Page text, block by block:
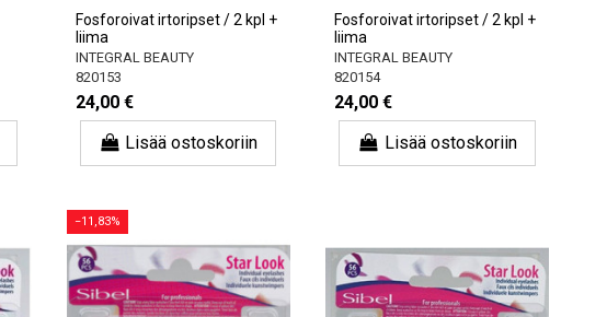
Fosforoivat irtoripset / 2 kpl +
liima
INTEGRAL BEAUTY
820153
24,00 €
Lisää ostoskoriin
Fosforoivat irtoripset / 2 kpl +
liima
INTEGRAL BEAUTY
820154
24,00 €
Lisää ostoskoriin
−11,83%